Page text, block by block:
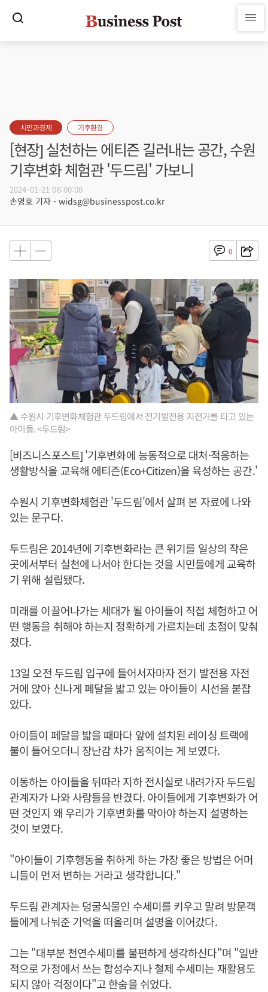
시민과경제 기후환경
[현장] 실천하는 에티즌 길러내는 공간, 수원
기후변화 체험관 '두드림' 가보니
2024-01-21 06:00:00
손영호 기자 - widsg@businesspost.co.kr
0
▲ 수원시 기후변화체험관 두드림에서 전기발전용 자전거를 타고 있는
아이들. <두드림>
[비즈니스포스트] '기후변화에 능동적으로 대처·적응하는
생활방식을 교육해 에티즌(Eco+Citizen)을 육성하는 공간.'
수원시 기후변화체험관 '두드림'에서 살펴 본 자료에 나와
있는 문구다.
두드림은 2014년에 기후변화라는 큰 위기를 일상의 작은
곳에서부터 실천에 나서야 한다는 것을 시민들에게 교육하
기 위해 설립됐다.
미래를 이끌어나가는 세대가 될 아이들이 직접 체험하고 어
떤 행동을 취해야 하는지 정확하게 가르치는데 초점이 맞춰
졌다.
13일 오전 두드림 입구에 들어서자마자 전기 발전용 자전
거에 앉아 신나게 페달을 밟고 있는 아이들이 시선을 붙잡
았다.
아이들이 페달을 밟을 때마다 앞에 설치된 레이싱 트랙에
불이 들어오더니 장난감 차가 움직이는 게 보였다.
이동하는 아이들을 뒤따라 지하 전시실로 내려가자 두드림
관계자가 나와 사람들을 반겼다. 아이들에게 기후변화가 어
떤 것인지 왜 우리가 기후변화를 막아야 하는지 설명하는
것이 보였다.
"아이들이 기후행동을 취하게 하는 가장 좋은 방법은 어머
니들이 먼저 변하는 거라고 생각합니다."
두드림 관계자는 덩굴식물인 수세미를 키우고 말려 방문객
들에게 나눠준 기억을 떠올리며 설명을 이어갔다.
그는 "대부분 천연수세미를 불편하게 생각하신다"며 "일반
적으로 가정에서 쓰는 합성수지나 철제 수세미는 재활용도
되지 않아 걱정이다"고 한숨을 쉬었다.